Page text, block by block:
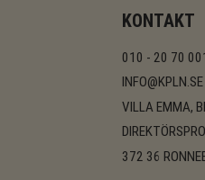
KONTAKT
010 - 20 70
INFO@KPLN.SE
VILLA EMMA,
372 36